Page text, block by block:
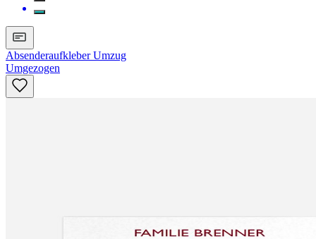
Absenderaufkleber Umzug
Umgezogen